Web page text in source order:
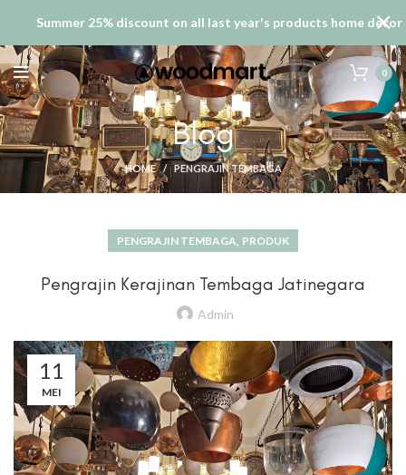
0
Blog
HOME PENGRAJIN TEMBAGA
PENGRAJIN TEMBAGA, PRODUK
Pengrajin Kerajinan Tembaga Jatinegara
Admin
11
MEI
Summer 25% discount on all last year's products home decor